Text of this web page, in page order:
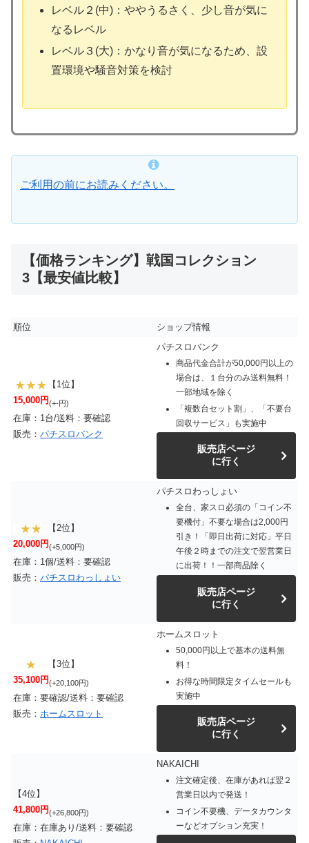
レベル２(中)：ややうるさく、少し音が気に
なるレベル
レベル３(大)：かなり音が気になるため、設
置環境や騒音対策を検討
ご利用の前にお読みください。
【価格ランキング】戦国コレクション
3【最安値比較】
順位 ショップ情報
【1位】
15,000円(+-円)
在庫：1台/送料：要確認
販売： パチスロバンク
パチスロバンク
商品代金合計が50,000円以上の
場合は、１台分のみ送料無料！
一部地域を除く
「複数台セット割」、「不要台
回収サービス」も実施中
販売店ページ
に行く
【2位】
20,000円(+5,000円)
在庫：1個/送料：要確認
販売： パチスロわっしょい
パチスロわっしょい
全台、家スロ必須の「コイン不
要機付」不要な場合は2,000円
引き！「即日出荷に対応」平日
午後２時までの注文で翌営業日
に出荷！！一部商品除く
販売店ページ
に行く
【3位】
35,100円(+20,100円)
在庫：要確認/送料：要確認
販売： ホームスロット
ホームスロット
50,000円以上で基本の送料無
料！
お得な時間限定タイムセールも
実施中
販売店ページ
に行く
【4位】
41,800円(+26,800円)
在庫：在庫あり/送料：要確認
NAKAICHI
注文確定後、在庫があれば翌２
営業日以内で発送！
コイン不要機、データカウンタ
ーなどオプション充実！